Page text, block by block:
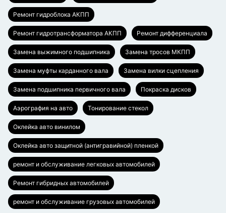
Ремонт гидроблока АКПП
Ремонт гидротрансформатора АКПП Ремонт дифференциала
Замена выжимного подшипника Замена тросов МКПП
Замена муфты карданного вала Замена вилки сцепления
Замена подшипника первичного вала Покраска дисков
Аэрография на авто Тонирование стекол
Оклейка авто винилом
Оклейка авто защитной (антигравийной) пленкой
ремонт и обслуживание легковых автомобилей
Ремонт гибридных автомобилей
ремонт и обслуживание грузовых автомобилей